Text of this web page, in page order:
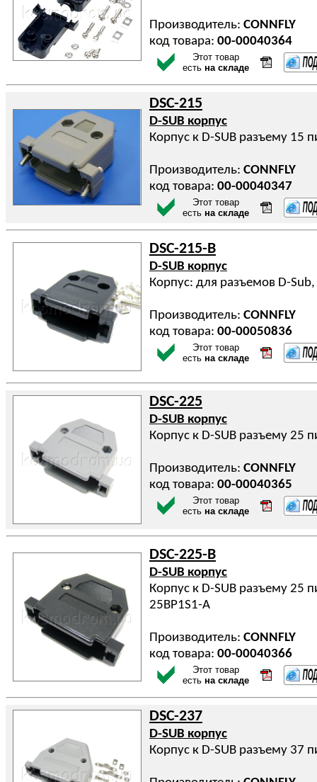
Производитель: CONNFLY
код товара: 00-00040364
Этот товар
есть на складе
DSC-215
D-SUB корпус
Корпус к D-SUB разъему 15
Производитель: CONNFLY
код товара: 00-00040347
Этот товар
есть на складе
DSC-215-B
D-SUB корпус
Корпус: для разъемов D-
Производитель: CONNFLY
код товара: 00-00050836
Этот товар
есть на складе
DSC-225
D-SUB корпус
Корпус к D-SUB разъему 25
Производитель: CONNFLY
код товара: 00-00040365
Этот товар
есть на складе
DSC-225-B
D-SUB корпус
Корпус к D-SUB разъему 25
25BP1S1-A
Производитель: CONNFLY
код товара: 00-00040366
Этот товар
есть на складе
DSC-237
D-SUB корпус
Корпус к D-SUB разъему 37